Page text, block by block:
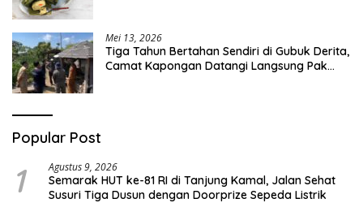
Mei 13, 2026
Tiga Tahun Bertahan Sendiri di Gubuk Derita,
Camat Kapongan Datangi Langsung Pak
Popular Post
1 Agustus 9, 2026
Semarak HUT ke-81 RI di Tanjung Kamal, Jalan Sehat
Susuri Tiga Dusun dengan Doorprize Sepeda Listrik